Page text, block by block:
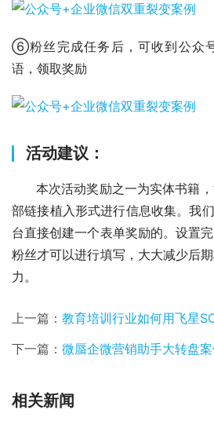
⑥粉丝完成任务后，可收到公众
语，领取奖励
活动建议：
本次活动奖励之一为实体书籍，
部链接植入形式进行信息收集。我
台直接创建一个表单奖励的。设置
粉丝才可以进行填写，大大减少后
力。
上一篇： 教育培训行业如何用飞星
下一篇： 微蜃企微营销助手大转盘案例，这家饮品店，
相关新闻